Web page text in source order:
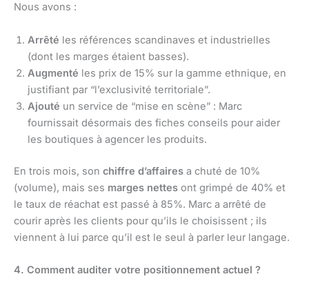
Nous avons :
Arrêté les références scandinaves et industrielles
(dont les marges étaient basses).
Augmenté les prix de 15% sur la gamme ethnique, en
justifiant par “l’exclusivité territoriale”.
Ajouté un service de “mise en scène” : Marc
fournissait désormais des fiches conseils pour aider
les boutiques à agencer les produits.
En trois mois, son chiffre d’affaires a chuté de 10%
(volume), mais ses marges nettes ont grimpé de 40% et
le taux de réachat est passé à 85%. Marc a arrêté de
courir après les clients pour qu’ils le choisissent ; ils
viennent à lui parce qu’il est le seul à parler leur langage.
4. Comment auditer votre positionnement actuel ?